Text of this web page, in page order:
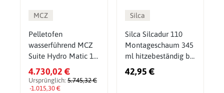
MCZ
Pelletofen
wasserführend MCZ
Suite Hydro Matic 18
R 17,7 kW
4.730,02 €
Ursprünglich: 5.745,32 €
-1.015,30 €
Silca
Silca Silcadur 110
Montageschaum 345
ml hitzebeständig bis
1100 Grad
42,95 €